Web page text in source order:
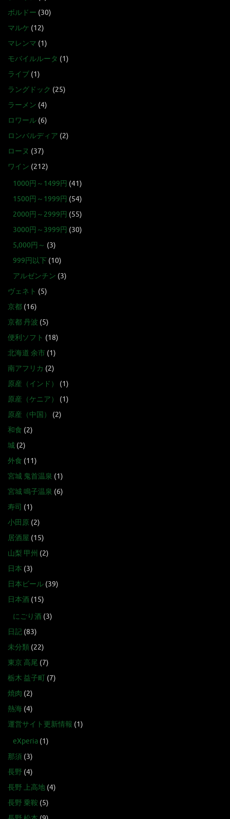
ボルドー (30)
マルケ (12)
マレンマ (1)
モバイルルータ (1)
ライブ (1)
ラングドック (25)
ラーメン (4)
ロワール (6)
ロンバルディア (2)
ローヌ (37)
ワイン (212)
1000円～1499円 (41)
1500円～1999円 (54)
2000円～2999円 (55)
3000円～3999円 (30)
5,000円～ (3)
999円以下 (10)
アルゼンチン (3)
ヴェネト (5)
京都 (16)
京都 丹波 (5)
便利ソフト (18)
北海道 余市 (1)
南アフリカ (2)
原産（インド）
(1)
原産（ケニア）
(1)
原産（中国）
(2)
和食 (2)
城 (2)
外食 (11)
宮城 鬼首温泉 (1)
宮城 鳴子温泉 (6)
寿司 (1)
小田原 (2)
居酒屋 (15)
山梨 甲州 (2)
日本 (3)
日本ビール (39)
日本酒 (15)
にごり酒 (3)
日記 (83)
未分類 (22)
東京 高尾 (7)
栃木 益子町 (7)
焼肉 (2)
熱海 (4)
運営サイト更新情報 (1)
eXperia (1)
那須 (3)
長野 (4)
長野 上高地 (4)
長野 乗鞍 (5)